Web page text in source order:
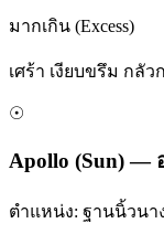
มากเกิน (Excess)
เศร้า เงียบขรึม กลั
☉
Apollo (Sun)—
ตำแหน่ง: ฐานนิ้วนา